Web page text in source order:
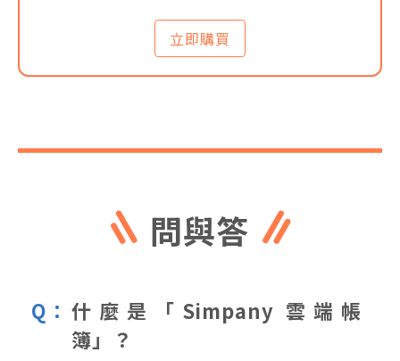
立即購買
問與答
什麼是「Simpany 雲端帳
簿」？